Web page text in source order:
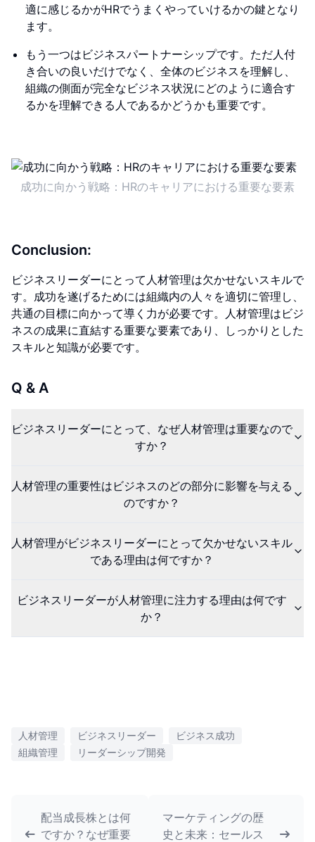
適に感じるかがHRでうまくやっていけるかの鍵となり
ます。
もう一つはビジネスパートナーシップです。ただ人付
き合いの良いだけでなく、全体のビジネスを理解し、
組織の側面が完全なビジネス状況にどのように適合す
るかを理解できる人であるかどうかも重要です。
成功に向かう戦略：HRのキャリアにおける重要な要素
Conclusion:
ビジネスリーダーにとって人材管理は欠かせないスキルで
す。成功を遂げるためには組織内の人々を適切に管理し、
共通の目標に向かって導く力が必要です。人材管理はビジ
ネスの成果に直結する重要な要素であり、しっかりとした
スキルと知識が必要です。
Q & A
ビジネスリーダーにとって、なぜ人材管理は重要なので
すか？
人材管理の重要性はビジネスのどの部分に影響を与える
のですか？
人材管理がビジネスリーダーにとって欠かせないスキル
である理由は何ですか？
ビジネスリーダーが人材管理に注力する理由は何です
か？
人材管理 ビジネスリーダー
ビジネス成功
組織管理
リーダーシップ開発
配当成長株とは何
ですか？なぜ重要
マーケティングの歴
史と未来：セールス